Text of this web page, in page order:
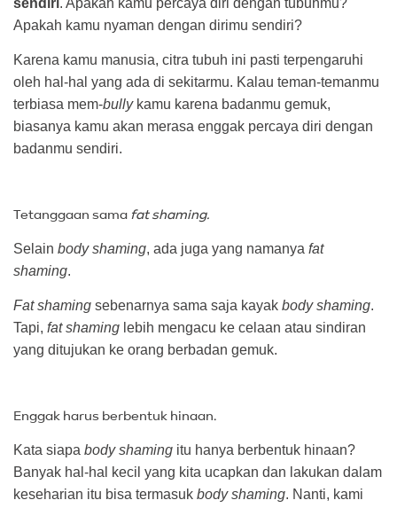
Apakah kamu nyaman dengan dirimu sendiri?
Karena kamu manusia, citra tubuh ini pasti terpengaruhi
oleh hal-hal yang ada di sekitarmu. Kalau teman-temanmu
terbiasa mem-bullykamu karena badanmu gemuk,
biasanya kamu akan merasa enggak percaya diri dengan
badanmu sendiri.
Tetanggaan sama fat shaming.
Selain body shaming, ada juga yang namanya fat
shaming.
Fat shaming sebenarnya sama saja kayak body shaming.
Tapi, fat shaming lebih mengacu ke celaan atau sindiran
yang ditujukan ke orang berbadan gemuk.
Enggak harus berbentuk hinaan.
Kata siapa body shaming itu hanya berbentuk hinaan?
Banyak hal-hal kecil yang kita ucapkan dan lakukan dalam
keseharian itu bisa termasuk body shaming. Nanti, kami